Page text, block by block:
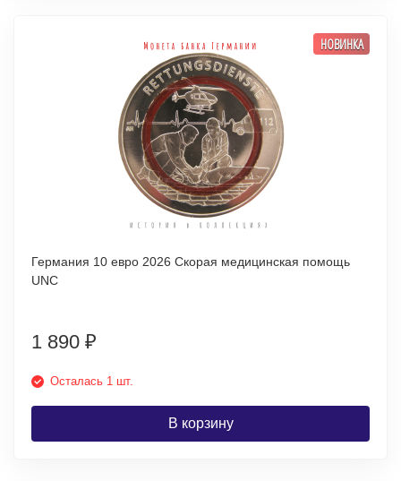
НОВИНКА
Германия 10 евро 2026 Скорая медицинская помощь
UNC
1 890 ₽
Осталась 1 шт.
В корзину